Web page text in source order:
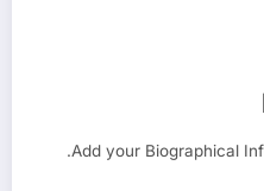
Add your Biographical